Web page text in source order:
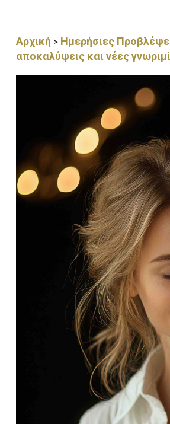
Αρχική > Ημερήσιες
αποκαλύψεις και νέες